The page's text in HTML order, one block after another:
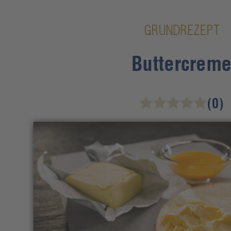
GRUNDREZEPT
Buttercreme
(0)